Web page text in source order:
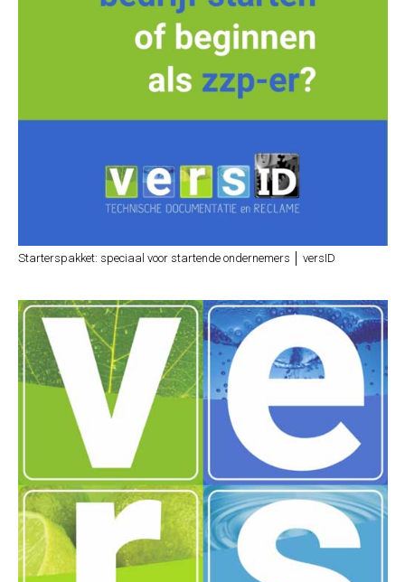
Starterspakket: speciaal voor startende ondernemers │ versID